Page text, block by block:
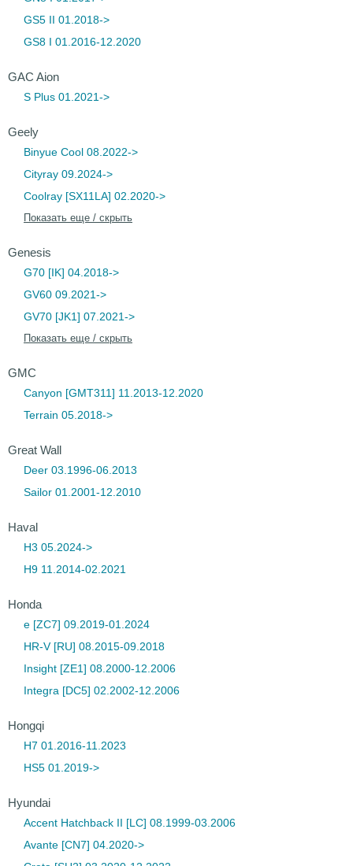
GS5 II 01.2018->
GS8 I 01.2016-12.2020
GAC Aion
S Plus 01.2021->
Geely
Binyue Cool 08.2022->
Cityray 09.2024->
Coolray [SX11LA] 02.2020->
Показать еще / скрыть
Genesis
G70 [IK] 04.2018->
GV60 09.2021->
GV70 [JK1] 07.2021->
Показать еще / скрыть
GMC
Canyon [GMT311] 11.2013-12.2020
Terrain 05.2018->
Great Wall
Deer 03.1996-06.2013
Sailor 01.2001-12.2010
Haval
H3 05.2024->
H9 11.2014-02.2021
Honda
e [ZC7] 09.2019-01.2024
HR-V [RU] 08.2015-09.2018
Insight [ZE1] 08.2000-12.2006
Integra [DC5] 02.2002-12.2006
Hongqi
H7 01.2016-11.2023
HS5 01.2019->
Hyundai
Accent Hatchback II [LC] 08.1999-03.2006
Avante [CN7] 04.2020->